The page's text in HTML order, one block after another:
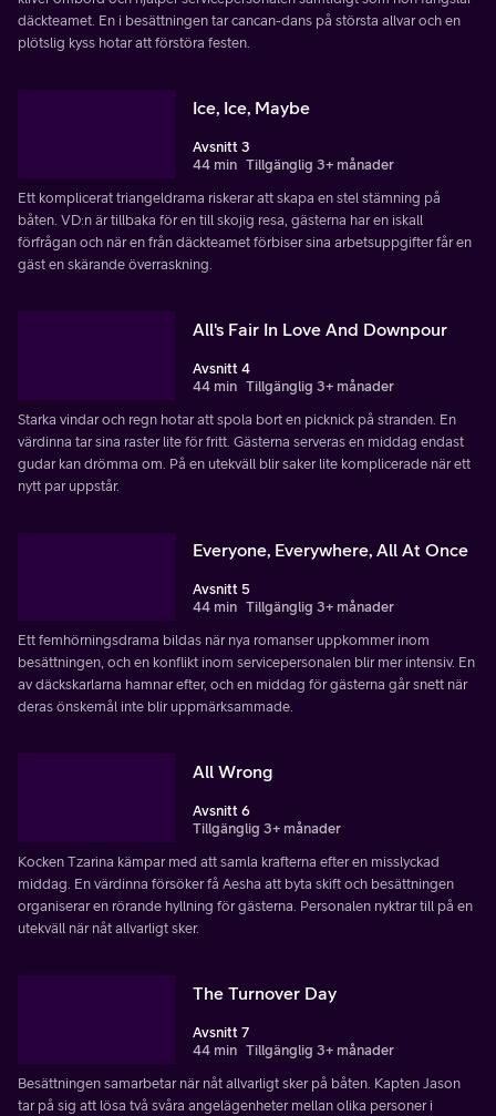
däckteamet. En i besättningen tar cancan-dans på största allvar och en
plötslig kyss hotar att förstöra festen.
Ice, Ice, Maybe
Avsnitt 3
44 min Tillgänglig 3+ månader
Ett komplicerat triangeldrama riskerar att skapa en stel stämning på
båten. VD:n är tillbaka för en till skojig resa, gästerna har en iskall
förfrågan och när en från däckteamet förbiser sina arbetsuppgifter får en
gäst en skärande överraskning.
All's Fair In Love And Downpour
Avsnitt 4
44 min Tillgänglig 3+ månader
Starka vindar och regn hotar att spola bort en picknick på stranden. En
värdinna tar sina raster lite för fritt. Gästerna serveras en middag endast
gudar kan drömma om. På en utekväll blir saker lite komplicerade när ett
nytt par uppstår.
Everyone, Everywhere, All At Once
Avsnitt 5
44 min Tillgänglig 3+ månader
Ett femhörningsdrama bildas när nya romanser uppkommer inom
besättningen, och en konflikt inom servicepersonalen blir mer intensiv. En
av däckskarlarna hamnar efter, och en middag för gästerna går snett när
deras önskemål inte blir uppmärksammade.
All Wrong
Avsnitt 6
Tillgänglig 3+ månader
Kocken Tzarina kämpar med att samla krafterna efter en misslyckad
middag. En värdinna försöker få Aesha att byta skift och besättningen
organiserar en rörande hyllning för gästerna. Personalen nyktrar till på en
utekväll när nåt allvarligt sker.
The Turnover Day
Avsnitt 7
44 min Tillgänglig 3+ månader
Besättningen samarbetar när nåt allvarligt sker på båten. Kapten Jason
tar på sig att lösa två svåra angelägenheter mellan olika personer i